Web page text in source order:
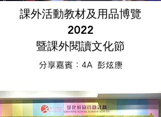
課外活動教材及用品博覽
2022
暨課外閱讀文化節
分享嘉賓：4A 彭炫康